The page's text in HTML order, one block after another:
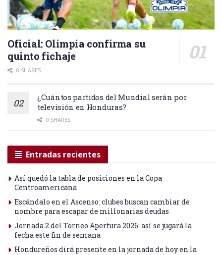
Oficial: Olimpia confirma su
quinto fichaje
0 SHARES
¿Cuántos partidos del Mundial serán por
televisión en Honduras?
0 SHARES
Entradas recientes
Así quedó la tabla de posiciones en la Copa
Centroamericana
Escándalo en el Ascenso: clubes buscan cambiar de
nombre para escapar de millonarias deudas
Jornada 2 del Torneo Apertura 2026: así se jugará la
fecha este fin de semana
Hondureños dirá presente en la jornada de hoy en la